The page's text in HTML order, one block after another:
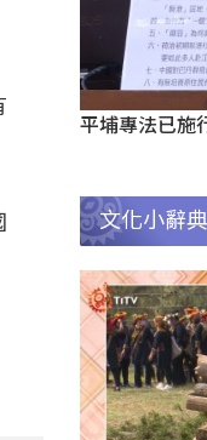
平埔專法已施
文化小辭典